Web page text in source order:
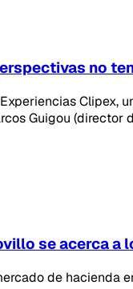
no
Clipex,
Guigou
se acerca a
de hacienda